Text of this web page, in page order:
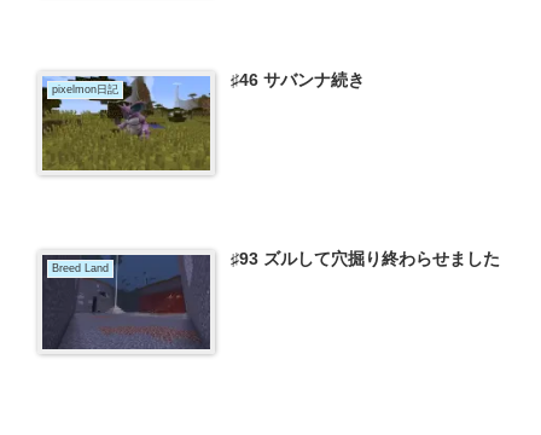
pixelmon日記 ♯46 サバンナ続き
Breed Land ♯93 ズルして穴掘り終わらせました